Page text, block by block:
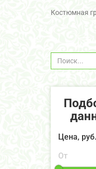
Костюмная
Цена, руб.
От